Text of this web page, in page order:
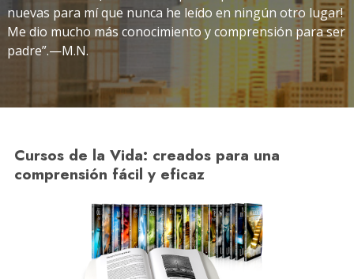
nuevas para mí que nunca he leído en ningún otro lugar!
Me dio mucho más conocimiento y comprensión para ser
padre”.—M.N.
Cursos de la Vida: creados para una
comprensión fácil y eficaz